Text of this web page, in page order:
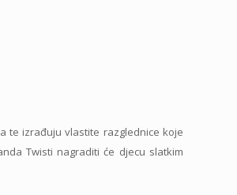
te izrađuju vlastite razglednice koje
Twisti nagraditi će djecu slatkim